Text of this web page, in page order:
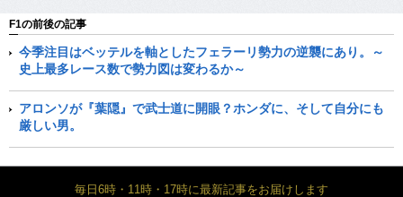
F1の前後の記事
今季注目はベッテルを軸としたフェラーリ勢力の逆襲にあり。～
史上最多レース数で勢力図は変わるか～
アロンソが『葉隠』で武士道に開眼？ホンダに、そして自分にも
厳しい男。
毎日6時・11時・17時に最新記事をお届けします